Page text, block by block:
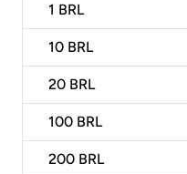
1 BRL
10 BRL
20 BRL
100 BRL
200 BRL